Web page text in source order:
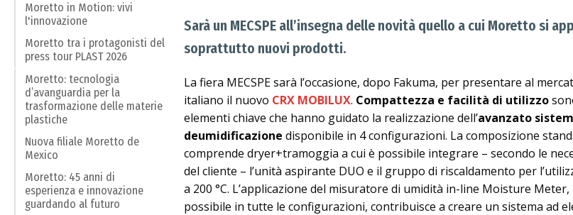
Sarà un MECSPE all’insegna delle novità quello a cui Moretto si
soprattutto nuovi prodotti.
La fiera MECSPE sarà l’occasione, dopo Fakuma, per presentare al
italiano il nuovo CRX MOBILUX. Compattezza e facilità di utilizzo
elementi chiave che hanno guidato la realizzazione dell’avanzato
deumidificazione disponibile in 4 configurazioni. La composizione
comprende dryer+tramoggia a cui è possibile integrare – secondo le
del cliente – l’unità aspirante DUO e il gruppo di riscaldamento per
a 200 °C. L’applicazione del misuratore di umidità in-line Moisture Meter,
possibile in tutte le configurazioni, contribuisce a creare un sistema ad
Moretto in Motion: vivi
l'innovazione
Moretto tra i protagonisti del
press tour PLAST 2026
Moretto: tecnologia
d’avanguardia per la
trasformazione delle materie
plastiche
Nuova filiale Moretto de
Mexico
Moretto: 45 anni di
esperienza e innovazione
guardando al futuro